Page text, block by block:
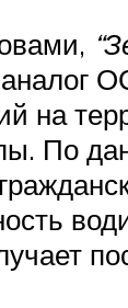
аналог
на
По